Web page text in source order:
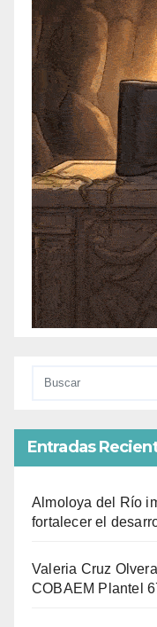
Entradas
Almoloya del Río
fortalecer el
Valeria Cruz
COBAEM Plantel